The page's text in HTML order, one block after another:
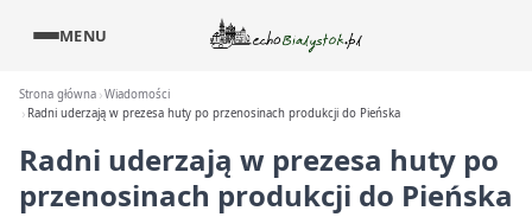
MENU
Strona główna Wiadomości
Radni uderzają w prezesa huty po przenosinach produkcji do Pieńska
Radni uderzają w prezesa huty po
przenosinach produkcji do Pieńska